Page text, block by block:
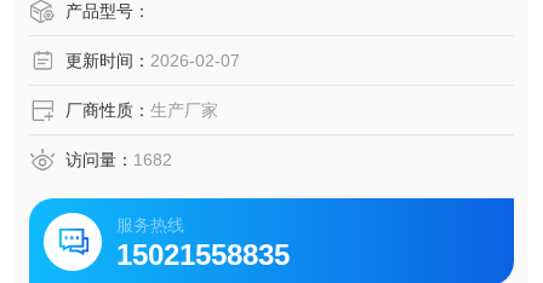
产品型号：
更新时间： 2026-02-07
厂商性质： 生产厂家
访问量： 1682
服务热线
15021558835